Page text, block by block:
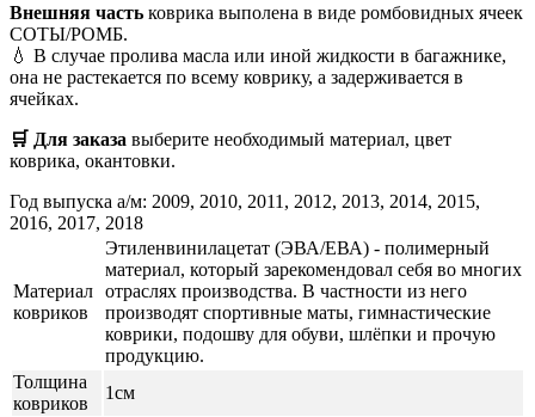
Внешняя часть коврика выполена в виде ромбовидных ячеек
СОТЫ/РОМБ.
💧 В случае пролива масла или иной жидкости в багажнике,
она не растекается по всему коврику, а задерживается в
ячейках.
🛒 Для заказа выберите необходимый материал, цвет
коврика, окантовки.
Год выпуска а/м: 2009, 2010, 2011, 2012, 2013, 2014, 2015,
2016, 2017, 2018
Материал
ковриков
Этиленвинилацетат (ЭВА/ЕВА) - полимерный
материал, который зарекомендовал себя во многих
отраслях производства. В частности из него
производят спортивные маты, гимнастические
коврики, подошву для обуви, шлёпки и прочую
продукцию.
Толщина
ковриков
1см